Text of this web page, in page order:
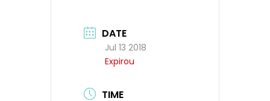
DATE
Jul 13 2018
Expirou
TIME